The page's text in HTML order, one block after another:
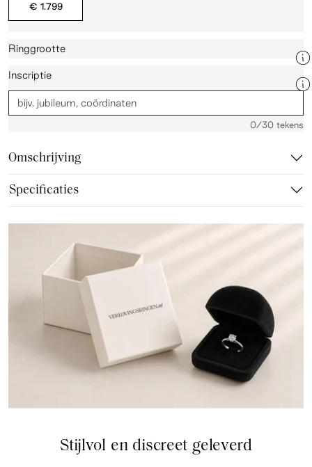
€ 1.799
Ringgrootte
Inscriptie
0/30 tekens
Omschrijving
Specificaties
Stijlvol en discreet geleverd